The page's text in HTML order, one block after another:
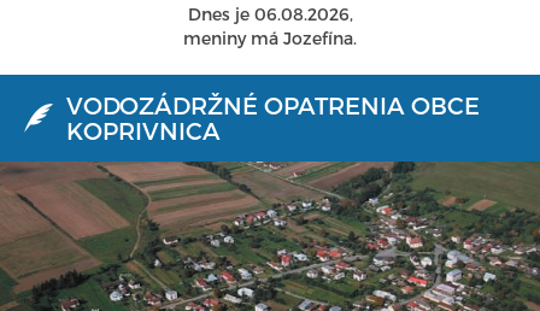
Dnes je 06.08.2026,
meniny má Jozefína.
VODOZÁDRŽNÉ OPATRENIA OBCE
KOPRIVNICA